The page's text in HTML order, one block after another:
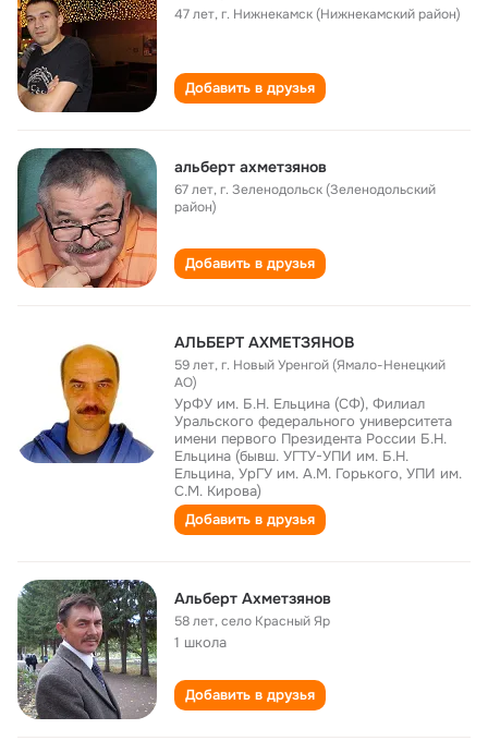
47 лет,г. Нижнекамск (Нижнекамский район)
Добавить в друзья
альберт ахметзянов
67 лет,г. Зеленодольск (Зеленодольский
район)
Добавить в друзья
АЛЬБЕРТ АХМЕТЗЯНОВ
59 лет,г. Новый Уренгой (Ямало-Ненецкий
АО)
УрФУ им. Б.Н. Ельцина (СФ), Филиал
Уральского федерального университета
имени первого Президента России Б.Н.
Ельцина (бывш. УГТУ-УПИ им. Б.Н.
Ельцина, УрГУ им. А.М. Горького, УПИ им.
С.М. Кирова)
Добавить в друзья
Альберт Ахметзянов
58 лет,село Красный Яр
1 школа
Добавить в друзья